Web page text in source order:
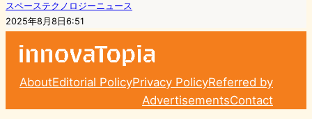
スペーステクノロジーニュース
2025年8月8日6:51
AboutEditorial PolicyPrivacy PolicyReferred by
AdvertisementsContact